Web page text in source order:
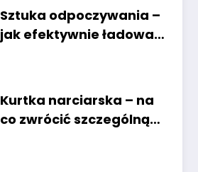
Sztuka odpoczywania –
jak efektywnie ładować
Kurtka narciarska – na
co zwrócić szczególną